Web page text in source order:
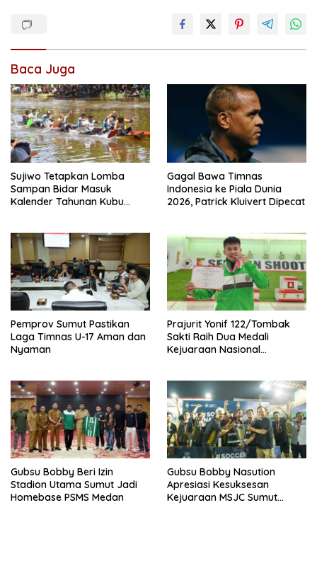
Baca Juga
Sujiwo Tetapkan Lomba
Sampan Bidar Masuk
Kalender Tahunan Kubu
Gagal Bawa Timnas
Indonesia ke Piala Dunia
2026, Patrick Kluivert Dipecat
Pemprov Sumut Pastikan
Laga Timnas U-17 Aman dan
Nyaman
Prajurit Yonif 122/Tombak
Sakti Raih Dua Medali
Kejuaraan Nasional
Gubsu Bobby Beri Izin
Stadion Utama Sumut Jadi
Homebase PSMS Medan
Gubsu Bobby Nasution
Apresiasi Kesuksesan
Kejuaraan MSJC Sumut